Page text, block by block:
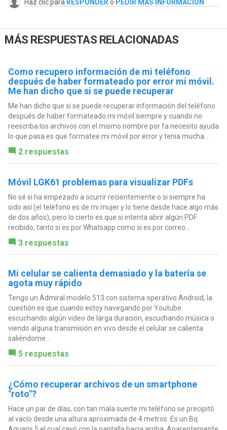
Haz clic para RESPONDER o PEDIR MÁS INFORMACIÓN
MÁS RESPUESTAS RELACIONADAS
Como recupero información de mi teléfono
después de haber formateado por error mi móvil.
Me han dicho que si se puede recuperar
Me han dicho que si se puede recuperar información del teléfono
después de haber formateado mi móvil siempre y cuando no
reescriba los archivos con el mismo nombre por fa necesito ayuda
lo que pasa es que formatee mi móvil por error y tenia mucha...
2 respuestas
Móvil LGK61 problemas para visualizar PDFs
No sé si ha empezado a ocurrir recientemente o si siempre ha
sido así (el teléfono es de mi mujer y lo tiene desde hace algo más
de dos años), pero lo cierto es que si intenta abrir algún PDF
recibido, tanto si es por Whatsapp como si es por correo...
3 respuestas
Mi celular se calienta demasiado y la batería se
agota muy rápido
Tengo un Admiral modelo 513 con sistema operativo Android, la
cuestión es que cuando estoy navegando por Youtube
escuchando algún video de larga duración, escuchando música o
viendo alguna transmisión en vivo desde el celular se calienta
saliéndome...
5 respuestas
¿Cómo recuperar archivos de un smartphone
"roto"?
Hace un par de días, con tan mala suerte mi teléfono se precipitó
al vacío desde una altura aproximada de 4 metros. Es un Bq